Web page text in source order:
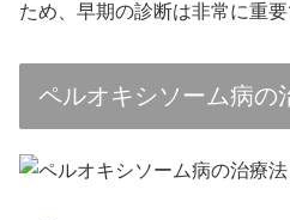
ため、早期の診断は非常に重要
ペルオキシソーム病の